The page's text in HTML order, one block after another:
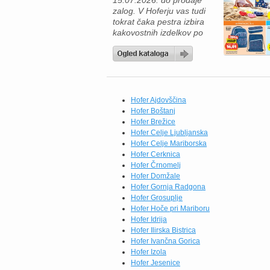
zalog. V Hoferju vas tudi
tokrat čaka pestra izbira
kakovostnih izdelkov po
zdaj pravi trenutek, da
zamrzovalnik. Če radi
domače obroke, vas bodo
navdušili brokoli All
Seasons (750 g) po novi
redni ceni 1,84 €,
testenine […]
Hofer Ajdovščina
Hofer Boštanj
Hofer Brežice
Hofer Celje Ljubljanska
Hofer Celje Mariborska
Hofer Cerknica
Hofer Črnomelj
Hofer Domžale
Hofer Gornja Radgona
Hofer Grosuplje
Hofer Hoče pri Mariboru
Hofer Idrija
Hofer Ilirska Bistrica
Hofer Ivančna Gorica
Hofer Izola
Hofer Jesenice